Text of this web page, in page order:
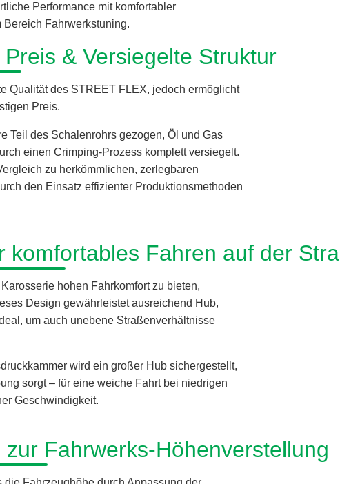
Performance mit komfortabler
Fahrwerkstuning.
& Versiegelte Struktur
Qualität des STREET FLEX, jedoch ermöglicht
Preis.
Teil des Schalenrohrs gezogen, Öl und Gas
einen Crimping-Prozess komplett versiegelt.
zu herkömmlichen, zerlegbaren
den Einsatz effizienter Produktionsmethoden
komfortables Fahren auf der
hohen Fahrkomfort zu bieten,
Design gewährleistet ausreichend Hub,
um auch unebene Straßenverhältnisse
wird ein großer Hub sichergestellt,
sorgt – für eine weiche Fahrt bei niedrigen
Geschwindigkeit.
Fahrwerks-Höhenverstellung